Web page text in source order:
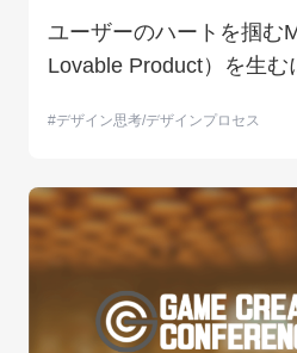
ユーザーのハートを掴む
Lovable Product）を生む
デザイン思考/デザインプロセス